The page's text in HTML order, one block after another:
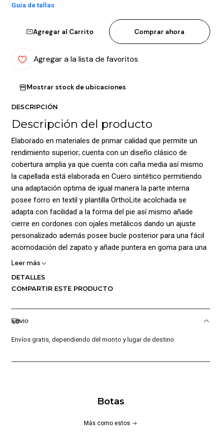
Guía de tallas
Agregar al Carrito Comprar ahora
Agregar a la lista de favoritos
Mostrar stock de ubicaciones
DESCRIPCIÓN
Descripción del producto
Elaborado en materiales de primar calidad que permite un
rendimiento superior; cuenta con un diseño clásico de
cobertura amplia ya que cuenta con caña media así mismo
la capellada está elaborada en Cuero sintético permitiendo
una adaptación optima de igual manera la parte interna
posee forro en textil y plantilla OrthoLite acolchada se
adapta con facilidad a la forma del pie así mismo añade
cierre en cordones con ojales metálicos dando un ajuste
personalizado además posee bucle posterior para una fácil
acomodación del zapato y añade puntera en goma para una
mayor protección además la entre suela cuenta con
Leer más
DETALLES
COMPARTIR ESTE PRODUCTO
Envio
Envíos gratis, dependiendo del monto y lugar de destino
Botas
Más como estos